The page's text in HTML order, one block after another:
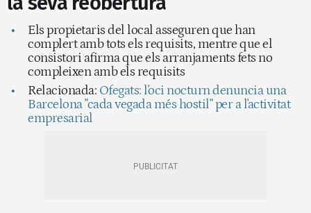
Els propietaris del local asseguren que han
complert amb tots els requisits, mentre que el
consistori afirma que els arranjaments fets no
compleixen amb els requisits
Relacionada: Ofegats: l'oci nocturn denuncia una
Barcelona "cada vegada més hostil" per a l'activitat
empresarial